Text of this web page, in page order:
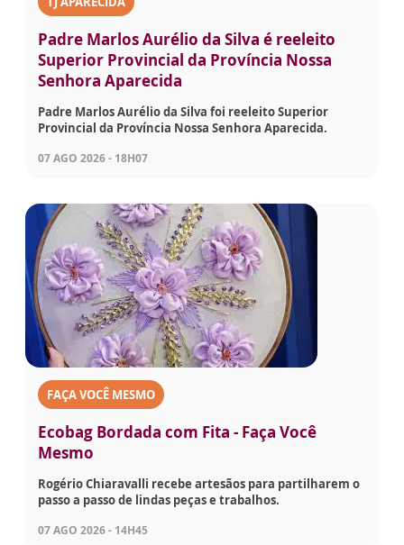
Padre Marlos Aurélio da Silva é reeleito
Superior Provincial da Província Nossa
Senhora Aparecida
Padre Marlos Aurélio da Silva foi reeleito Superior
Provincial da Província Nossa Senhora Aparecida.
07 AGO 2026 - 18H07
FAÇA VOCÊ MESMO
Ecobag Bordada com Fita - Faça Você
Mesmo
Rogério Chiaravalli recebe artesãos para partilharem o
passo a passo de lindas peças e trabalhos.
07 AGO 2026 - 14H45